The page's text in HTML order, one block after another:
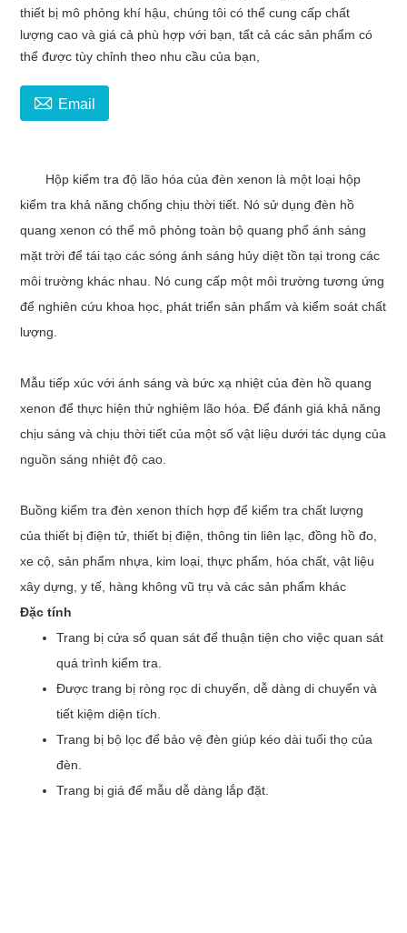
thiết bị mô phỏng khí hậu, chúng tôi có thể cung cấp chất
lượng cao và giá cả phù hợp với bạn, tất cả các sản phẩm có
thể được tùy chỉnh theo nhu cầu của bạn,
 Email
Hộp kiểm tra độ lão hóa của đèn xenon là một loại hộp
kiểm tra khả năng chống chịu thời tiết. Nó sử dụng đèn hồ
quang xenon có thể mô phỏng toàn bộ quang phổ ánh sáng
mặt trời để tái tạo các sóng ánh sáng hủy diệt tồn tại trong các
môi trường khác nhau. Nó cung cấp một môi trường tương ứng
để nghiên cứu khoa học, phát triển sản phẩm và kiểm soát chất
lượng.
Mẫu tiếp xúc với ánh sáng và bức xạ nhiệt của đèn hồ quang
xenon để thực hiện thử nghiệm lão hóa. Để đánh giá khả năng
chịu sáng và chịu thời tiết của một số vật liệu dưới tác dụng của
nguồn sáng nhiệt độ cao.
Buồng kiểm tra đèn xenonthích hợp để kiểm tra chất lượng
của thiết bị điện tử, thiết bị điện, thông tin liên lạc, đồng hồ đo,
xe cộ, sản phẩm nhựa, kim loại, thực phẩm, hóa chất, vật liệu
xây dựng, y tế, hàng không vũ trụ và các sản phẩm khác
Đặc tính
Trang bị cửa sổ quan sát để thuận tiện cho việc quan sát
quá trình kiểm tra.
Được trang bị ròng rọc di chuyển, dễ dàng di chuyển và
tiết kiệm diện tích.
Trang bị bộ lọc để bảo vệ đèn giúp kéo dài tuổi thọ của
đèn.
Trang bị giá để mẫu dễ dàng lắp đặt.